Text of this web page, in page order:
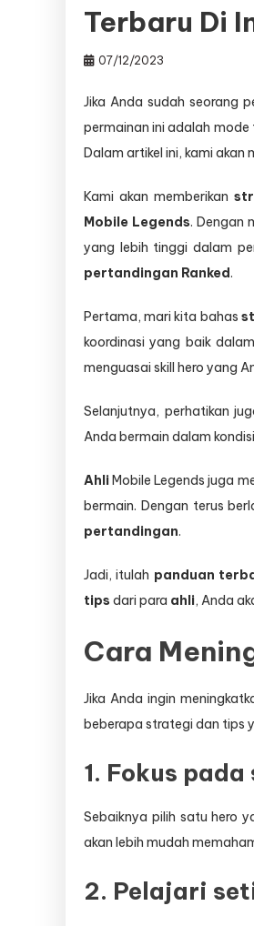
Terbaru Di
07/12/2023
Jika Anda sudah seorang
permainan ini adalah
Dalam artikel ini, kami akan
Kami akan memberikan
Mobile Legends. Dengan
yang lebih tinggi dalam
pertandingan Ranked.
Pertama, mari kita bahas
koordinasi yang baik
menguasai skill hero yang
Selanjutnya, perhatikan
Anda bermain dalam
AhliMobile Legends juga
bermain. Dengan terus
pertandingan.
Jadi, itulah panduan
tips dari para ahli, Anda
Cara
Jika Anda ingin
beberapa strategi dan tips
1. Fokus
Sebaiknya pilih satu hero
akan lebih mudah
2. Pelajari